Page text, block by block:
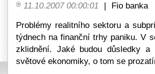
11.10.2007 00:00:01 |
Fio banka
Problémy realitního sektoru a
týdnech na finanční trhy paniku. V
zklidnění. Jaké budou důsledky
světové ekonomiky, o tom se